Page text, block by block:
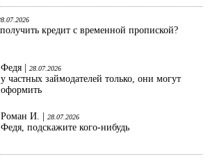
кредит с временной пропиской?
Федя |
28.07.2026
у частных займодателей только, они могут
оформить
Роман И. | 28.07.2026
Федя, подскажите кого-нибудь